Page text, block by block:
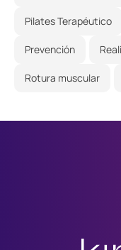
Pilates Terapéutico
Prevención
Rotura muscular